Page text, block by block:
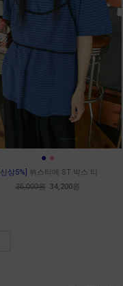
● ●
[신상5%] 뷔스티에 ST 박스 티
36,000원 34,200원